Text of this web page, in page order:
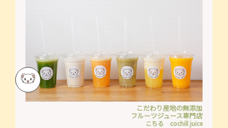
こだわり産地の無添加
フルーツジュース専門店
こちる cochill juice